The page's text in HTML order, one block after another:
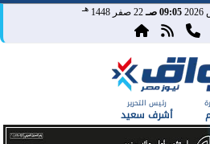
09:05 صـ 22 صفر 1448 هـ
رئيس التحرير
أشرف سعيد